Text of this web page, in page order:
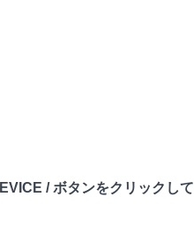
/ ボタンをクリックして